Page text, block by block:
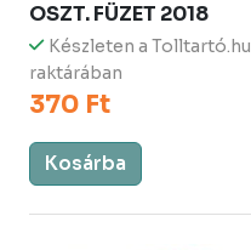
OSZT. FÜZET 2018
Készleten a Tolltartó.hu
raktárában
370 Ft
Kosárba